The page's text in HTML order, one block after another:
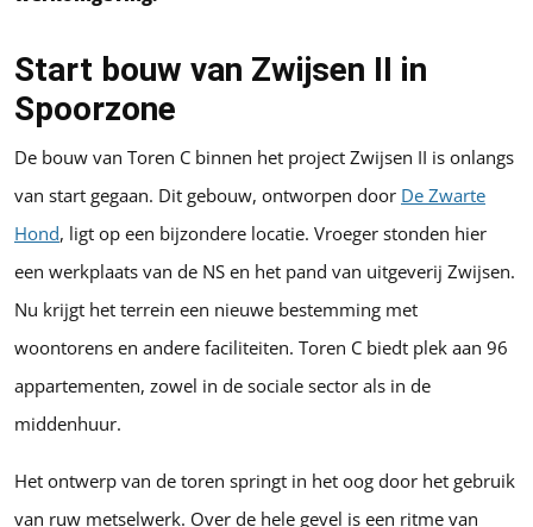
Start bouw van Zwijsen II in
Spoorzone
De bouw van Toren C binnen het project Zwijsen II is onlangs
van start gegaan. Dit gebouw, ontworpen door De Zwarte
Hond, ligt op een bijzondere locatie. Vroeger stonden hier
een werkplaats van de NS en het pand van uitgeverij Zwijsen.
Nu krijgt het terrein een nieuwe bestemming met
woontorens en andere faciliteiten. Toren C biedt plek aan 96
appartementen, zowel in de sociale sector als in de
middenhuur.
Het ontwerp van de toren springt in het oog door het gebruik
van ruw metselwerk. Over de hele gevel is een ritme van